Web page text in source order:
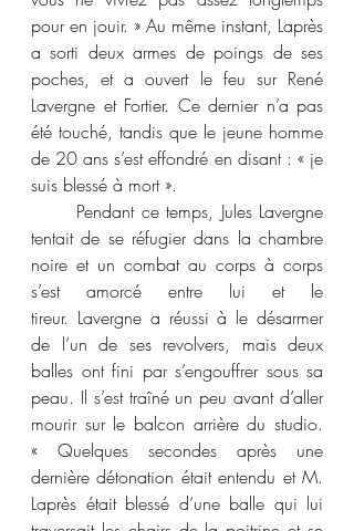
pour en jouir. » Au même instant, Laprès
a sorti deux armes de poings de ses
poches, et a ouvert le feu sur René
Lavergne et Fortier. Ce dernier n’a pas
été touché, tandis que le jeune homme
de 20 ans s’est effondré en disant : « je
suis blessé à mort ».
tentait de se réfugier dans la chambre
noire et un combat au corps à corps
s’est amorcé entre lui et le
tireur. Lavergne a réussi à le désarmer
de l’un de ses revolvers, mais deux
balles ont fini par s’engouffrer sous sa
peau. Il s’est traîné un peu avant d’aller
mourir sur le balcon arrière du studio.
« Quelques secondes après une
dernière détonation était entendu et M.
Laprès était blessé d’une balle qui lui